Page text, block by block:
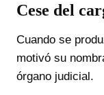
Cese del
Cuando se
motivó su
órgano judicial.